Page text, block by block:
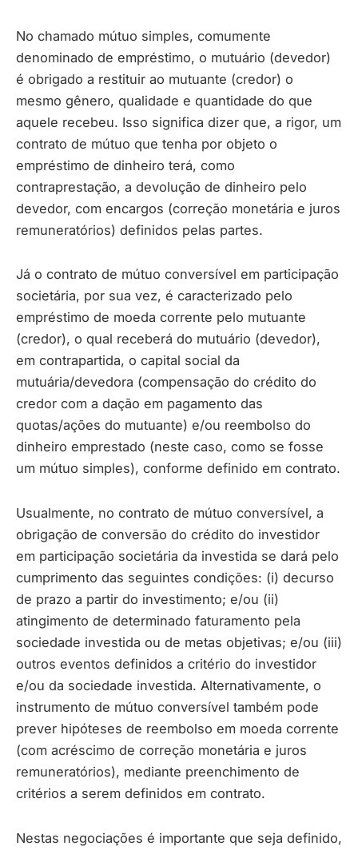
No chamado mútuo simples, comumente
denominado de empréstimo, o mutuário (devedor)
é obrigado a restituir ao mutuante (credor) o
mesmo gênero, qualidade e quantidade do que
aquele recebeu. Isso significa dizer que, a rigor, um
contrato de mútuo que tenha por objeto o
empréstimo de dinheiro terá, como
contraprestação, a devolução de dinheiro pelo
devedor, com encargos (correção monetária e juros
remuneratórios) definidos pelas partes.
Já o contrato de mútuo conversível em participação
societária, por sua vez, é caracterizado pelo
empréstimo de moeda corrente pelo mutuante
(credor), o qual receberá do mutuário (devedor),
em contrapartida, o capital social da
mutuária/devedora (compensação do crédito do
credor com a dação em pagamento das
quotas/ações do mutuante) e/ou reembolso do
dinheiro emprestado (neste caso, como se fosse
um mútuo simples), conforme definido em contrato.
Usualmente, no contrato de mútuo conversível, a
obrigação de conversão do crédito do investidor
em participação societária da investida se dará pelo
cumprimento das seguintes condições: (i) decurso
de prazo a partir do investimento; e/ou (ii)
atingimento de determinado faturamento pela
sociedade investida ou de metas objetivas; e/ou (iii)
outros eventos definidos a critério do investidor
e/ou da sociedade investida. Alternativamente, o
instrumento de mútuo conversível também pode
prever hipóteses de reembolso em moeda corrente
(com acréscimo de correção monetária e juros
remuneratórios), mediante preenchimento de
critérios a serem definidos em contrato.
Nestas negociações é importante que seja definido,